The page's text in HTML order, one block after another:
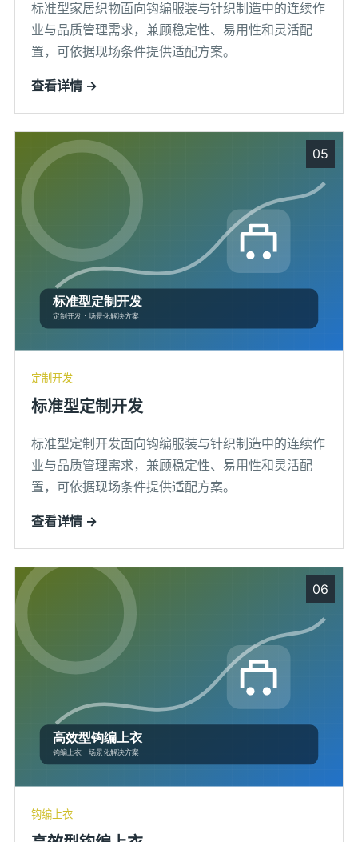
标准型家居织物面向钩编服装与针织制造中的连续作
业与品质管理需求，兼顾稳定性、易用性和灵活配
置，可依据现场条件提供适配方案。
查看详情 →
05
定制开发
标准型定制开发
标准型定制开发面向钩编服装与针织制造中的连续作
业与品质管理需求，兼顾稳定性、易用性和灵活配
置，可依据现场条件提供适配方案。
查看详情 →
06
钩编上衣